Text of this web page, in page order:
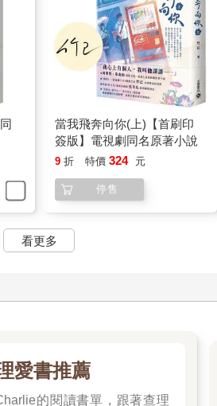
要順著她所說的那樣低下頭。
加快。她抿抿唇，往後退了一步，不
是我的猜測。」
漫長無垠的夜。
雖然這行為不是我可以控制的，但我
以凡想了想，認真地說：「以後如果
醒桑延：「你要保護好自己。」
回到房間。她關上門，靠在門板上站
亂七八糟說了些什麼。一一回想完，
凡才回過神來。
想著桑延剛剛指的位置，似乎是他臉
學四年夢遊了那麼多次，也沒聽哪個
渦。
。
來的第一反應，就是看看椅子是否還
了一段時間，確定沒什麼異常之後，
當我飛奔向你(上)【首刷印
簽版】電視劇同名原著小說
9 折 特價 324 元
停售
看更多
愛書推薦
的閱讀書單，跟著查理